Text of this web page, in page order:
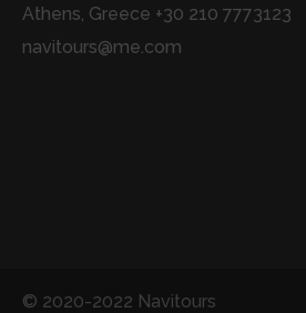
Athens, Greece +30 210 7773123
navitours@me.com
© 2020-2022 Navitours